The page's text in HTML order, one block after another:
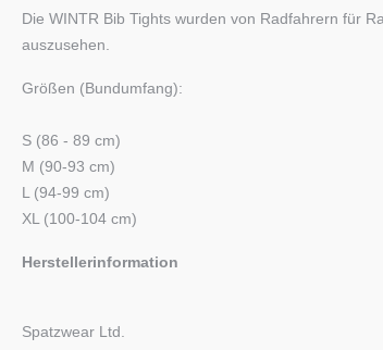
Die WINTR Bib Tights wurden von Radfahrern für
auszusehen.
Größen (Bundumfang):
S (86 - 89 cm)
M (90-93 cm)
L (94-99 cm)
XL (100-104 cm)
Herstellerinformation
Spatzwear Ltd.